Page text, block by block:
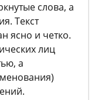
слова, а
Текст
ясно и четко.
лиц
а